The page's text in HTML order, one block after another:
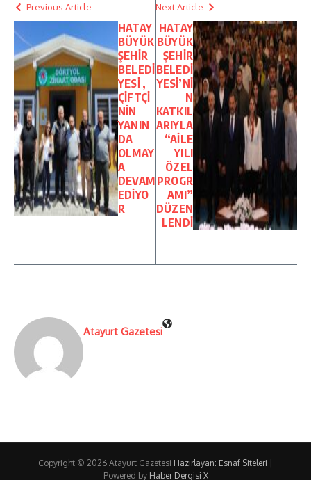
Previous Article
HATAY
BÜYÜK
ŞEHİR
BELEDİ
YESİ ,
ÇİFTÇİ
NİN
YANIN
DA
OLMAY
A
DEVAM
EDİYO
R
Next Article
HATAY
BÜYÜK
ŞEHİR
BELEDİ
YESİ’Nİ
N
KATKIL
ARIYLA
“AİLE
YILI
ÖZEL
PROGR
AMI”
DÜZEN
LENDİ
Atayurt Gazetesi
Copyright © 2026 Atayurt Gazetesi Hazırlayan: Esnaf Siteleri |
Powered by Haber Dergisi X